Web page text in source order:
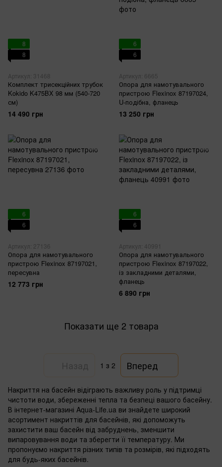
8
8
Артикул: 31468
Комплект трисекційних трубок
Kokido K475BX 98 мм (540-720
см)
14 490 грн
6
6
Артикул: 6665
Опора для намотувального
пристрою Flexinox 87197024,
U-подібна, фланець
13 250 грн
6
6
Артикул: 27136
Опора для намотувального
пристрою Flexinox 87197021,
пересувна
12 773 грн
6
6
Артикул: 40991
Опора для намотувального
пристрою Flexinox 87197022,
із закладними деталями,
фланець
6 890 грн
Показати ще 2 товара
1 з 2 Вперед
Накриття на басейн відіграють важливу роль у підтримці
чистоти води, збереженні тепла та безпеці вашого басейну.
В інтернет-магазині Aqua-Life.ua ви знайдете широкий
асортимент накриттів для басейнів, які допоможуть
захистити ваш басейн від забруднень, зменшити
випаровування води та зберегти її температуру. Ми
пропонуємо накриття різних типів та розмірів, які підходять
для будь-яких басейнів.